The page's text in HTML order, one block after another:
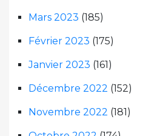
Mars 2023 (185)
Février 2023 (175)
Janvier 2023 (161)
Décembre 2022 (152)
Novembre 2022 (181)